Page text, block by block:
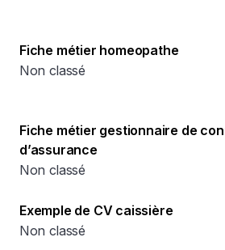
Fiche métier homeopathe
Non classé
Fiche métier gestionnaire de
d’assurance
Non classé
Exemple de CV caissière
Non classé